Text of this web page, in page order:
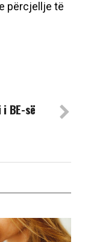
përcjellje të
BE-së